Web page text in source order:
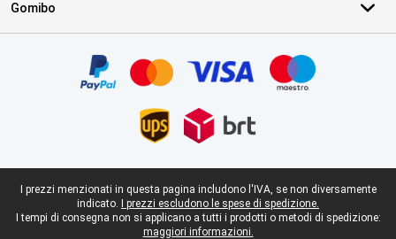
Gomibo
Piè di pagina legale
I prezzi menzionati in questa pagina includono l'IVA, se non diversamente
indicato.
I prezzi escludono le spese di spedizione.
I tempi di consegna non si applicano a tutti i prodotti o metodi di spedizione:
maggiori informazioni.